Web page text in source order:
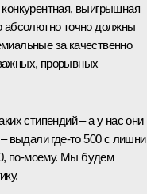
выигрышная
абсолютно точно должны
за качественно
прорывных
стипендий – а у нас они
выдали где‑то 500 с
по‑моему. Мы будем